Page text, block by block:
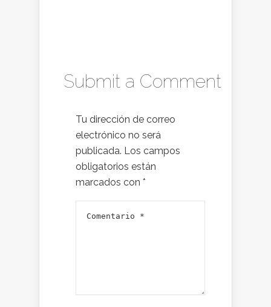
Submit a Comment
Tu dirección de correo
electrónico no será
publicada. Los campos
obligatorios están
marcados con *